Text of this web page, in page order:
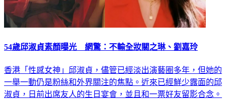
香港「性感女神」邱淑貞，儘管已經淡出演藝圈多年，但她的
一舉一動仍是粉絲和外界關注的焦點。近來已經鮮少露面的邱